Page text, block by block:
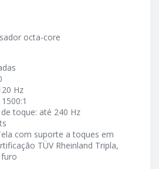
octa-core
Hz
toque: até 240 Hz
com suporte a toques em
TÜV Rheinland Tripla,